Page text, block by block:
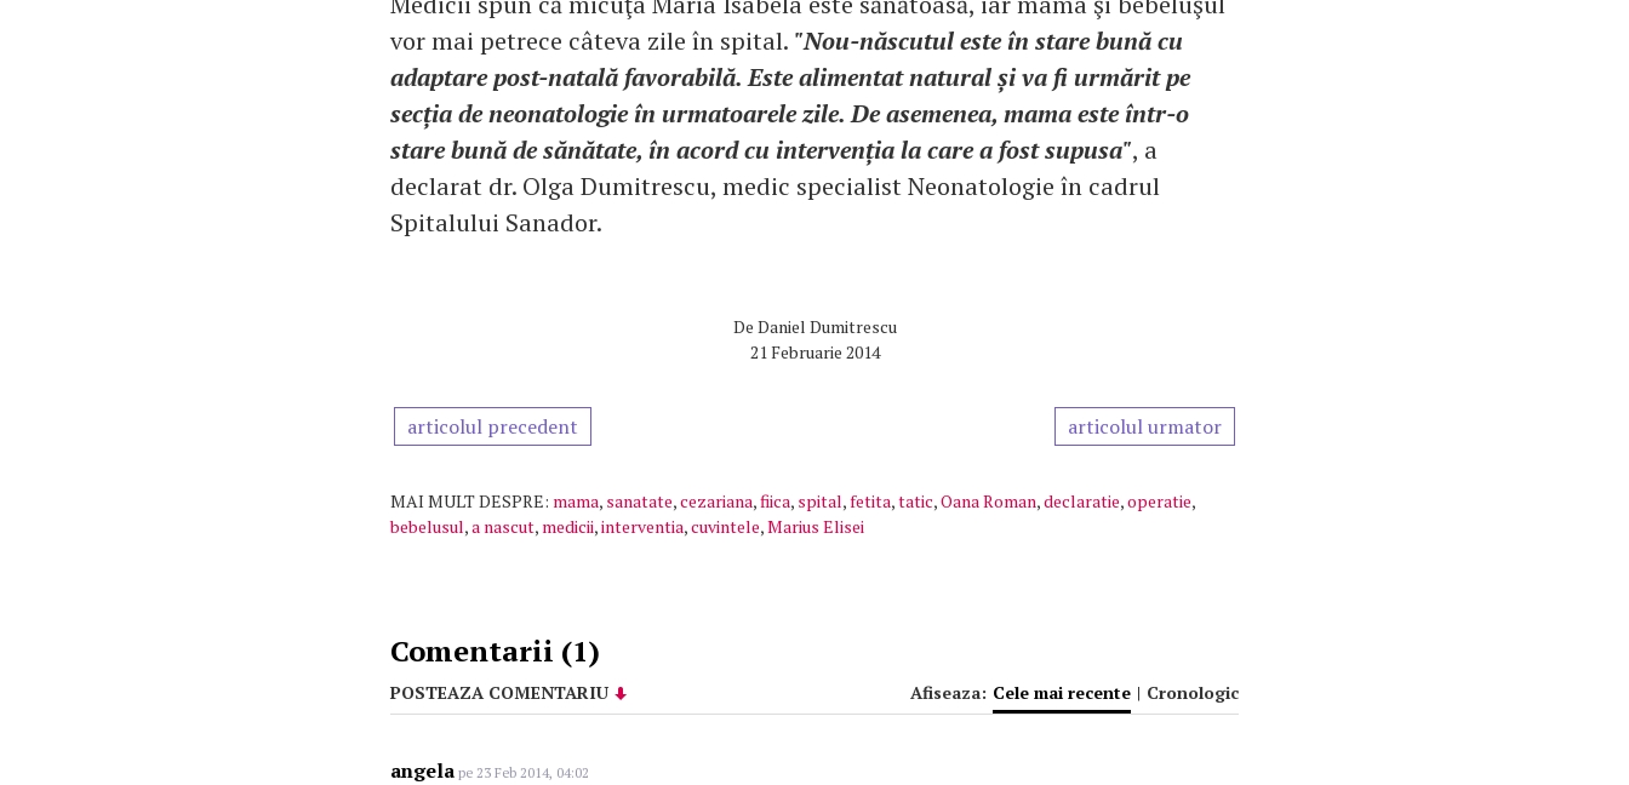
vor mai petrece câteva zile în spital. "Nou-născutul este în stare bună cu
adaptare post-natală favorabilă. Este alimentat natural și va fi urmărit pe
secția de neonatologie în urmatoarele zile. De asemenea, mama este într-o
stare bună de sănătate, în acord cu intervenția la care a fost supusa", a
declarat dr. Olga Dumitrescu, medic specialist Neonatologie în cadrul
Spitalului Sanador.
De Daniel Dumitrescu
21 Februarie 2014
articolul precedent articolul urmator
MAI MULT DESPRE: mama, sanatate,cezariana,fiica, spital,fetita,tatic,Oana Roman,declaratie,operatie,
bebelusul,a nascut, medicii,interventia,cuvintele,Marius Elisei
Comentarii (1)
POSTEAZA COMENTARIU Afiseaza: Cele mai recente | Cronologic
angela pe 23 Feb 2014, 04:02